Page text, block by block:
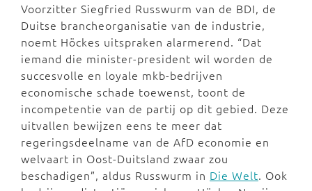
Voorzitter Siegfried Russwurm van de BDI, de
Duitse brancheorganisatie van de industrie,
noemt Höckes uitspraken alarmerend. “Dat
iemand die minister-president wil worden de
succesvolle en loyale mkb-bedrijven
economische schade toewenst, toont de
incompetentie van de partij op dit gebied. Deze
uitvallen bewijzen eens te meer dat
regeringsdeelname van de AfD economie en
welvaart in Oost-Duitsland zwaar zou
beschadigen”, aldus Russwurm in Die Welt. Ook